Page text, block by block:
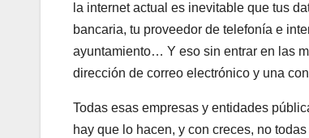
la internet actual es inevitable que tus
bancaria, tu proveedor de telefonía e
ayuntamiento… Y eso sin entrar en las
dirección de correo electrónico y una
Todas esas empresas y entidades
hay que lo hacen, y con creces, no